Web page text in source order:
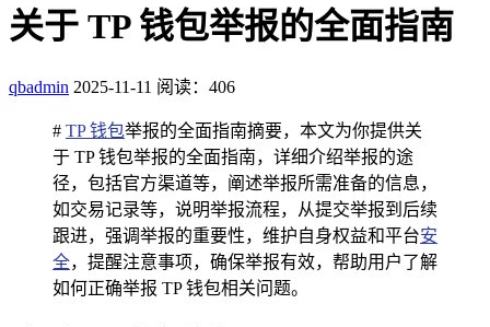
关于 TP 钱包举报的全面指南
qbadmin 2025-11-11 阅读：406
# TP 钱包举报的全面指南摘要，本文为你提供关
于 TP 钱包举报的全面指南，详细介绍举报的途
径，包括官方渠道等，阐述举报所需准备的信息，
如交易记录等，说明举报流程，从提交举报到后续
跟进，强调举报的重要性，维护自身权益和平台安
全，提醒注意事项，确保举报有效，帮助用户了解
如何正确举报 TP 钱包相关问题。